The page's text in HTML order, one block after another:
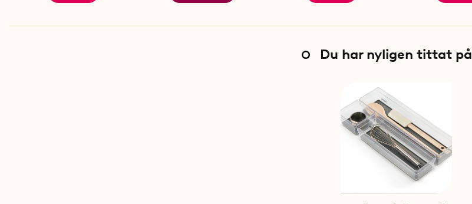
Du har nyligen tittat på